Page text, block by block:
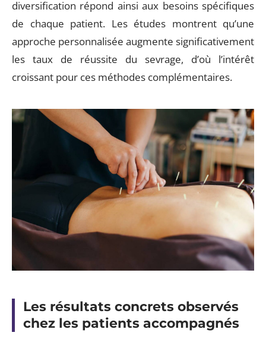
diversification répond ainsi aux besoins spécifiques
de chaque patient. Les études montrent qu’une
approche personnalisée augmente significativement
les taux de réussite du sevrage, d’où l’intérêt
croissant pour ces méthodes complémentaires.
Les résultats concrets observés
chez les patients accompagnés